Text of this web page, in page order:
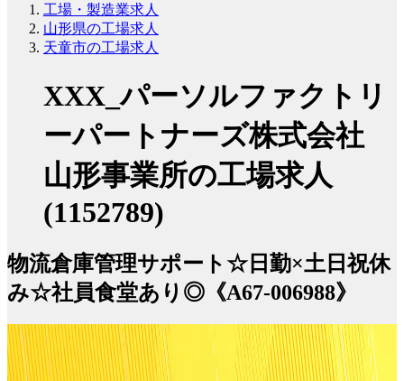
工場・製造業求人
山形県の工場求人
天童市の工場求人
XXX_パーソルファクトリ
ーパートナーズ株式会社
山形事業所の工場求人
(1152789)
物流倉庫管理サポート☆日勤×土日祝休
み☆社員食堂あり◎《A67-006988》